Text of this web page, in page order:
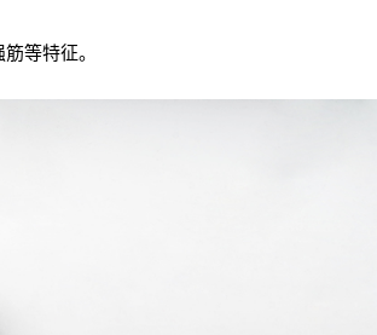
等特征。